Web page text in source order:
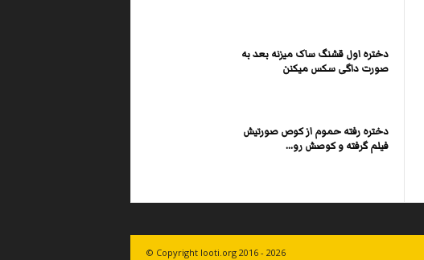
دختره اول قشنگ ساک میزنه بعد به
صورت داگی سکس میکنن
دختره رفته حموم از کوص صورتیش
فیلم گرفته و کوصش رو...
© Copyright looti.org 2016 - 2026